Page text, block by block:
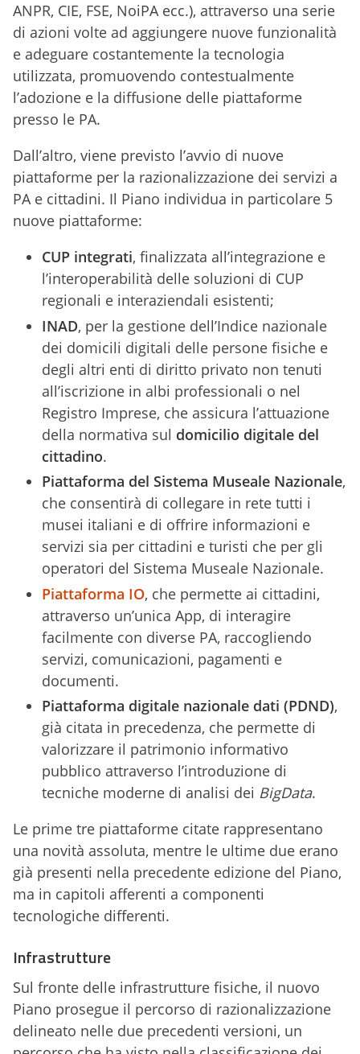
ANPR, CIE, FSE, NoiPA ecc.), attraverso una serie
di azioni volte ad aggiungere nuove funzionalità
e adeguare costantemente la tecnologia
utilizzata, promuovendo contestualmente
l’adozione e la diffusione delle piattaforme
presso le PA.
Dall’altro, viene previsto l’avvio di nuove
piattaforme per la razionalizzazione dei servizi a
PA e cittadini. Il Piano individua in particolare 5
nuove piattaforme:
CUP integrati, finalizzata all’integrazione e
l’interoperabilità delle soluzioni di CUP
regionali e interaziendali esistenti;
INAD, per la gestione dell’Indice nazionale
dei domicili digitali delle persone fisiche e
degli altri enti di diritto privato non tenuti
all’iscrizione in albi professionali o nel
Registro Imprese, che assicura l’attuazione
della normativa sul domicilio digitale del
cittadino.
Piattaforma del Sistema Museale Nazionale,
che consentirà di collegare in rete tutti i
musei italiani e di offrire informazioni e
servizi sia per cittadini e turisti che per gli
operatori del Sistema Museale Nazionale.
Piattaforma IO, che permette ai cittadini,
attraverso un’unica App, di interagire
facilmente con diverse PA, raccogliendo
servizi, comunicazioni, pagamenti e
documenti.
Piattaforma digitale nazionale dati (PDND),
già citata in precedenza, che permette di
valorizzare il patrimonio informativo
pubblico attraverso l’introduzione di
tecniche moderne di analisi dei BigData.
Le prime tre piattaforme citate rappresentano
una novità assoluta, mentre le ultime due erano
già presenti nella precedente edizione del Piano,
ma in capitoli afferenti a componenti
tecnologiche differenti.
Infrastrutture
Sul fronte delle infrastrutture fisiche, il nuovo
Piano prosegue il percorso di razionalizzazione
delineato nelle due precedenti versioni, un